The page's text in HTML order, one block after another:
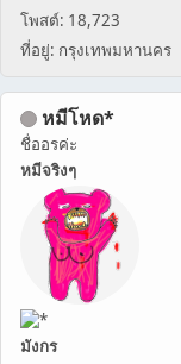
โพสต์: 18,723
ที่อยู่: กรุงเทพมหานคร
หมีโหด*
ชื่ออรค่ะ
หมีจริงๆ
มังกร